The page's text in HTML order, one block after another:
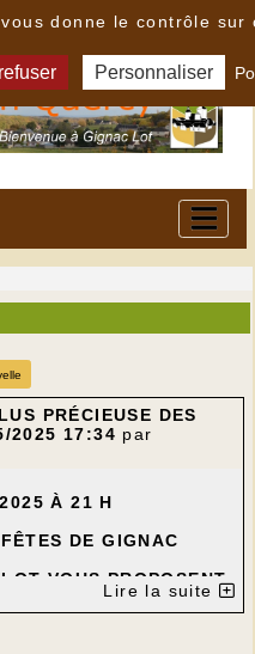
PRÉCIEUSE DES
2025 17:34 par
À 21 H
DE GIGNAC
VOUS PROPOSENT
DU FILMLire la suite
donne le contrôle sur
Personnaliser